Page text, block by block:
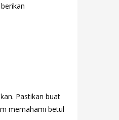
Pastikan buat
memahami betul